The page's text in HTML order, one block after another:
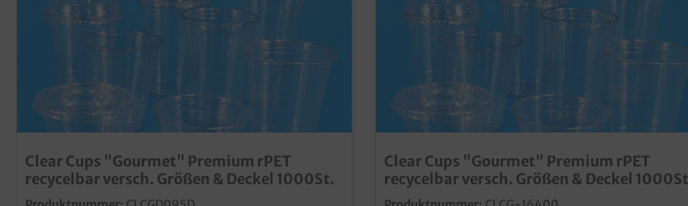
Clear Cups "Gourmet" Premium rPET
recycelbar versch. Größen & Deckel 1000St.
Clear Cups "Gourmet" Premium rPET
recycelbar versch. Größen & Deckel